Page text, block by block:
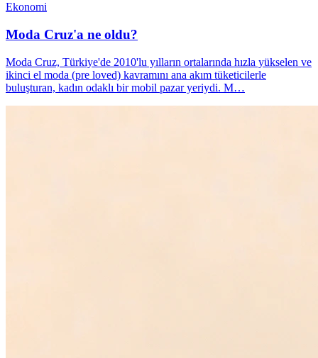
Ekonomi
Moda Cruz'a ne oldu?
Moda Cruz, Türkiye'de 2010'lu yılların ortalarında hızla yükselen ve
ikinci el moda (pre loved) kavramını ana akım tüketicilerle
buluşturan, kadın odaklı bir mobil pazar yeriydi. M…